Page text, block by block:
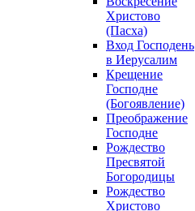
Христово
(Пасха)
Вход Господень
в Иерусалим
Крещение
Господне
(Богоявление)
Преображение
Господне
Рождество
Пресвятой
Богородицы
Рождество
Христово